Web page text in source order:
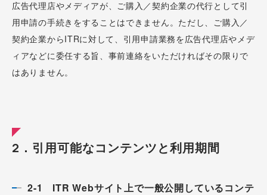
広告代理店やメディアが、ご購入／契約企業の代行として引
用申請の手続きをすることはできません。ただし、ご購入／
契約企業からITRに対して、引用申請業務を広告代理店やメデ
ィアなどに委任する旨、事前連絡をいただければその限りで
はありません。
2．引用可能なコンテンツと利用期間
2-1 ITR Webサイト上で一般公開しているコンテ